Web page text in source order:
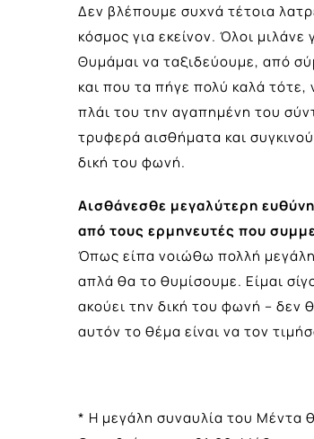
Δεν βλέπουμε συχνά τέτοια
κόσμος για εκείνον. Όλοι
Θυμάμαι να ταξιδεύουμε, από
και που τα πήγε πολύ καλά τότε,
πλάι του την αγαπημένη του
τρυφερά αισθήματα και
δική του φωνή.
Αισθάνεσθε μεγαλύτερη
από τους ερμηνευτές που
Όπως είπα νοιώθω πολλή
απλά θα το θυμίσουμε. Είμαι
ακούει την δική του φωνή – δεν
αυτόν το θέμα είναι να τον
* Η μεγάλη συναυλία του Μέντα